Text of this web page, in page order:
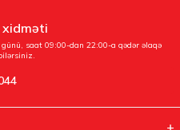
xidməti
saat 09:00-dan 22:00-a qədər əlaqə